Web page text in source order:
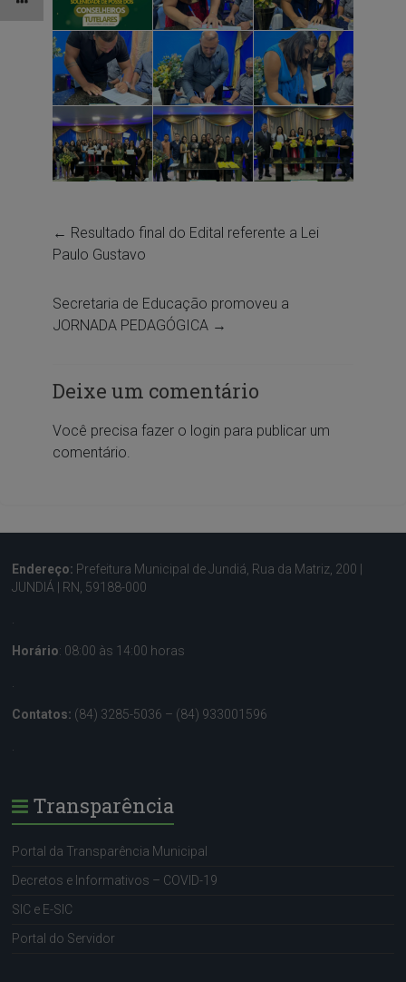
← Resultado final do Edital referente a Lei
Paulo Gustavo
Secretaria de Educação promoveu a
JORNADA PEDAGÓGICA →
Deixe um comentário
Você precisa fazer o login para publicar um
comentário.
Endereço: Prefeitura Municipal de Jundiá, Rua da Matriz, 200 |
JUNDIÁ | RN, 59188-000
Horário: 08:00 às 14:00 horas
Contatos: (84) 3285-5036 – (84) 933001596
Transparência
Portal da Transparência Municipal
Decretos e Informativos – COVID-19
SIC e E-SIC
Portal do Servidor